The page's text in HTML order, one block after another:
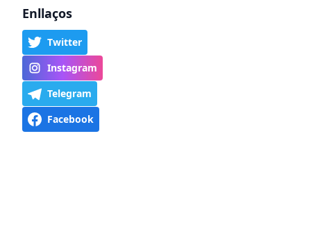
Enllaços
Twitter
Instagram
Telegram
Facebook